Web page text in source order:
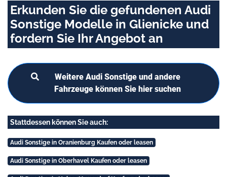
Erkunden Sie die gefundenen Audi
Sonstige Modelle in Glienicke und
fordern Sie Ihr Angebot an
Weitere Audi Sonstige und andere
Fahrzeuge können Sie hier suchen
Stattdessen können Sie auch:
Audi Sonstige in Oranienburg Kaufen oder leasen
Audi Sonstige in Oberhavel Kaufen oder leasen